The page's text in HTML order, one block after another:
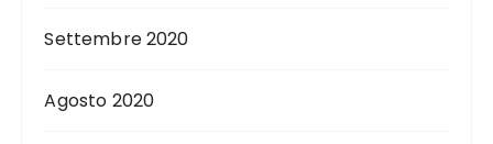
Settembre 2020
Agosto 2020